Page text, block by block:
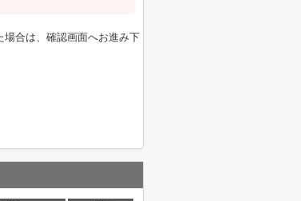
合は、確認画面へお進み下